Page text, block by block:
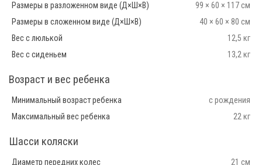
Размеры в разложенном виде (Д×Ш×В)
99 × 60 × 117 см
Размеры в сложенном виде (Д×Ш×В)
40 × 60 × 80 см
Вес с люлькой
12,5 кг
Вес с сиденьем
13,2 кг
Возраст и вес ребенка
Минимальный возраст ребенка
с рождения
Максимальный вес ребенка
22 кг
Шасси коляски
Диаметр передних колес
21 см